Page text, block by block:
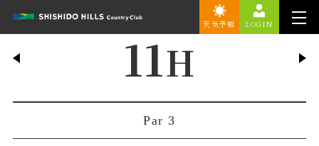
天気予報 LOGIN
11H
Par 3